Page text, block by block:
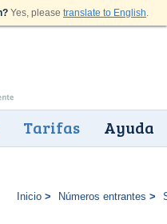
Yes, please translate to English.
Tarifas Ayuda
Inicio Números entrantes